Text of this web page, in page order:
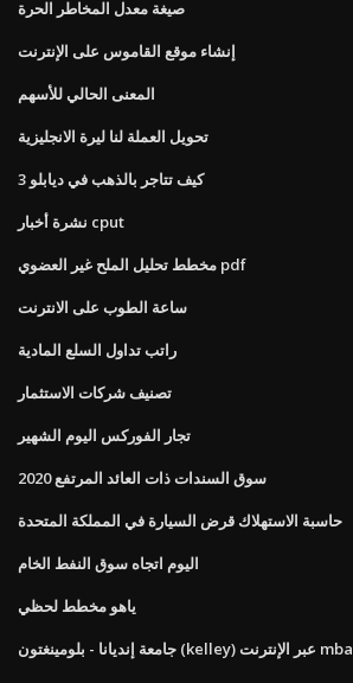
صيغة معدل المخاطر الحرة
إنشاء موقع القاموس على الإنترنت
المعنى الحالي للأسهم
تحويل العملة لنا ليرة الانجليزية
كيف تتاجر بالذهب في ديابلو 3
نشرة أخبار cput
مخطط تحليل الملح غير العضوي pdf
ساعة الطوب على الانترنت
راتب تداول السلع المادية
تصنيف شركات الاستثمار
تجار الفوركس اليوم الشهير
سوق السندات ذات العائد المرتفع 2020
حاسبة الاستهلاك قرض السيارة في المملكة المتحدة
اليوم اتجاه سوق النفط الخام
ياهو مخطط لحظي
جامعة إنديانا - بلومينغتون (kelley) عبر الإنترنت mba